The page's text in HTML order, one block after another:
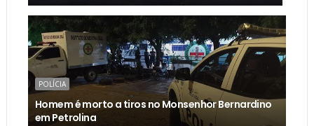
POLÍCIA
Homem é morto a tiros no Monsenhor Bernardino
em Petrolina